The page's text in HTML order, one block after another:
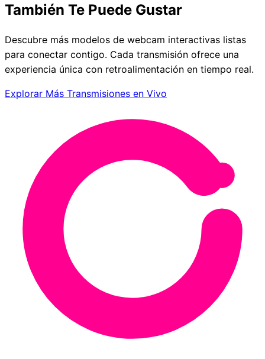
También Te Puede Gustar
Descubre más modelos de webcam interactivas listas
para conectar contigo. Cada transmisión ofrece una
experiencia única con retroalimentación en tiempo real.
Explorar Más Transmisiones en Vivo